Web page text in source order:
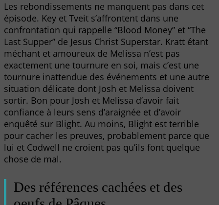
Les rebondissements ne manquent pas dans cet
épisode. Key et Tveit s’affrontent dans une
confrontation qui rappelle “Blood Money” et “The
Last Supper” de Jesus Christ Superstar. Kratt étant
méchant et amoureux de Melissa n’est pas
exactement une tournure en soi, mais c’est une
tournure inattendue des événements et une autre
situation délicate dont Josh et Melissa doivent
sortir. Bon pour Josh et Melissa d’avoir fait
confiance à leurs sens d’araignée et d’avoir
enquêté sur Blight. Au moins, Blight est terrible
pour cacher les preuves, probablement parce que
lui et Codwell ne croient pas qu’ils font quelque
chose de mal.
Des références cachées et des